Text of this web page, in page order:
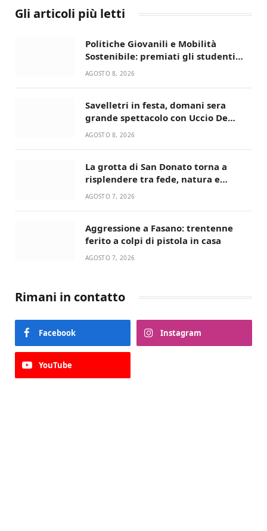
Gli articoli più letti
Politiche Giovanili e Mobilità
Sostenibile: premiati gli studenti
universitari del bando “La strada
AGOSTO 8, 2026
Savelletri in festa, domani sera
grande spettacolo con Uccio De
Santis
AGOSTO 8, 2026
La grotta di San Donato torna a
risplendere tra fede, natura e
devozione
AGOSTO 7, 2026
Aggressione a Fasano: trentenne
ferito a colpi di pistola in casa
AGOSTO 7, 2026
Rimani in contatto
Facebook Instagram
YouTube